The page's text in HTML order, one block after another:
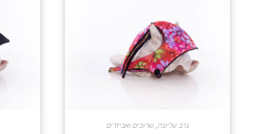
גרב עליונה ,שרוכים ואביזרים